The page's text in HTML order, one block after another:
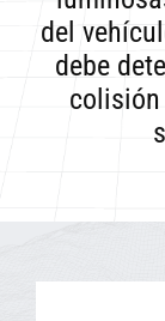
del
debe
colisión